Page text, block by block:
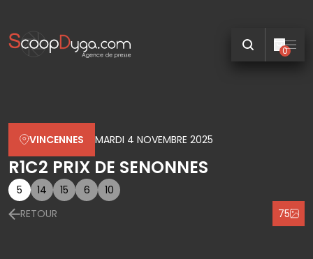
0
VINCENNES MARDI 4 NOVEMBRE 2025
R1C2 PRIX DE SENONNES
5 14 15 6
10
RETOUR
75